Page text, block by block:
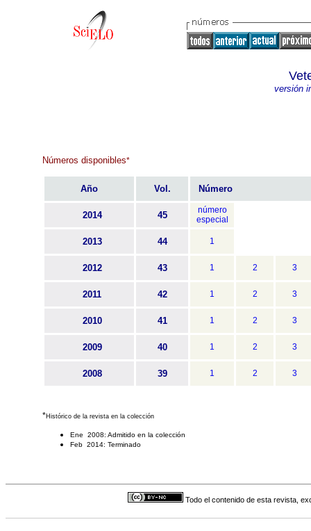
versión
Números disponibles*
Año Vol. Número
2014 45
número
especial
2013 44 1
2012 43 1 2 3
2011 42 1 2 3
2010 41 1 2 3
2009 40 1 2 3
2008 39 1 2 3
*Histórico de la revista en la colección
Ene 2008: Admitido en la colección
Feb 2014: Terminado
Todo el contenido de esta revista,